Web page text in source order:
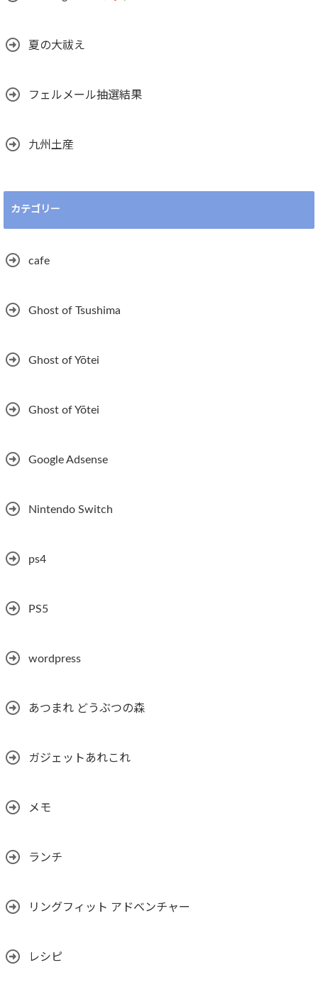
夏の大祓え
フェルメール抽選結果
九州土産
カテゴリー
cafe
Ghost of Tsushima
Ghost of Yōtei
Ghost of Yōtei
Google Adsense
Nintendo Switch
ps4
PS5
wordpress
あつまれ どうぶつの森
ガジェットあれこれ
メモ
ランチ
リングフィット アドベンチャー
レシピ